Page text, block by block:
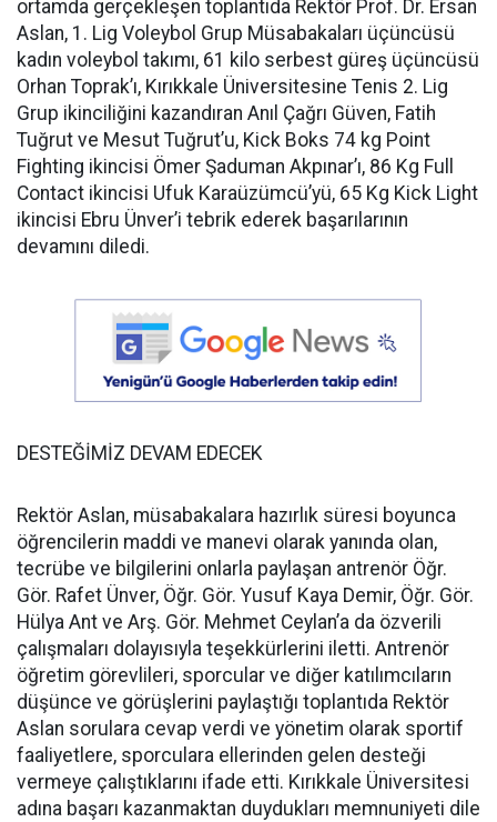
ortamda gerçekleşen toplantıda Rektör Prof. Dr. Ersan
Aslan, 1. Lig Voleybol Grup Müsabakaları üçüncüsü
kadın voleybol takımı, 61 kilo serbest güreş üçüncüsü
Orhan Toprak’ı, Kırıkkale Üniversitesine Tenis 2. Lig
Grup ikinciliğini kazandıran Anıl Çağrı Güven, Fatih
Tuğrut ve Mesut Tuğrut’u, Kick Boks 74 kg Point
Fighting ikincisi Ömer Şaduman Akpınar’ı, 86 Kg Full
Contact ikincisi Ufuk Karaüzümcü’yü, 65 Kg Kick Light
ikincisi Ebru Ünver’i tebrik ederek başarılarının
devamını diledi.
DESTEĞİMİZ DEVAM EDECEK
Rektör Aslan, müsabakalara hazırlık süresi boyunca
öğrencilerin maddi ve manevi olarak yanında olan,
tecrübe ve bilgilerini onlarla paylaşan antrenör Öğr.
Gör. Rafet Ünver, Öğr. Gör. Yusuf Kaya Demir, Öğr. Gör.
Hülya Ant ve Arş. Gör. Mehmet Ceylan’a da özverili
çalışmaları dolayısıyla teşekkürlerini iletti. Antrenör
öğretim görevlileri, sporcular ve diğer katılımcıların
düşünce ve görüşlerini paylaştığı toplantıda Rektör
Aslan sorulara cevap verdi ve yönetim olarak sportif
faaliyetlere, sporculara ellerinden gelen desteği
vermeye çalıştıklarını ifade etti. Kırıkkale Üniversitesi
adına başarı kazanmaktan duydukları memnuniyeti dile